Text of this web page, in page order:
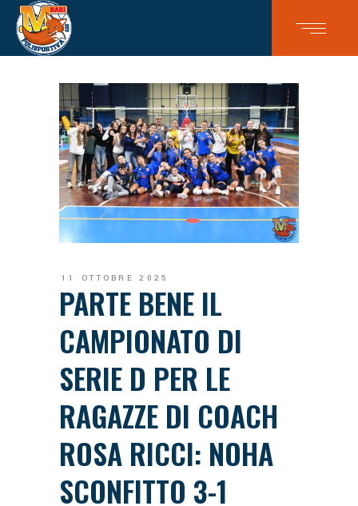
11 OTTOBRE 2025
PARTE BENE IL
CAMPIONATO DI
SERIE D PER LE
RAGAZZE DI COACH
ROSA RICCI: NOHA
SCONFITTO 3-1